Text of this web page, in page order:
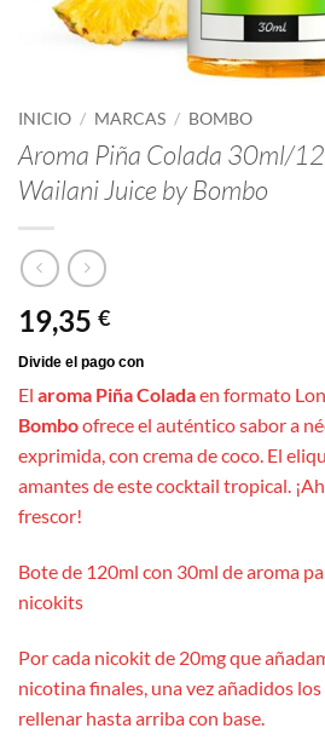
INICIO / MARCAS / BOMBO
Aroma Piña Colada 30ml/
Wailani Juice by Bombo
19,35 €
El aroma Piña Coladaen formato
Bomboofrece el auténtico sabor a
exprimida, con crema de coco. El
amantes de este cocktail tropical.
frescor!
Bote de 120ml con 30ml de aroma
nicokits
Por cada nicokit de 20mg que
nicotina finales, una vez añadidos
rellenar hasta arriba con base.